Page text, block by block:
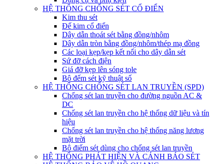
HỆ THỐNG CHỐNG SÉT CỔ ĐIỂN
Kim thu sét
Đế kim cổ điển
Dây dẫn thoát sét bằng đồng/nhôm
Dây dẫn tròn bằng đồng/nhôm/thép mạ đồng
Các loại kẹp/kẹp kết nối cho dây dẫn sét
Sứ đỡ cách điện
Giá đỡ kẹp lên sóng tole
Bộ đếm sét kỹ thuật số
HỆ THỐNG CHỐNG SÉT LAN TRUYỀN (SPD)
Chống sét lan truyền cho đường nguồn AC &
DC
Chống sét lan truyền cho hệ thống dữ liệu và tín
hiệu
Chống sét lan truyền cho hệ thống năng lương
mặt trời
Bộ điếm sét dùng cho chống sét lan truyền
HỆ THỐNG PHÁT HIỆN VÀ CẢNH BÁO SÉT